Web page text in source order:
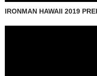
IRONMAN HAWAII 2019